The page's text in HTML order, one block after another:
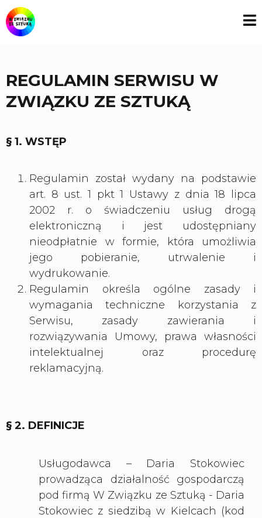
REGULAMIN SERWISU W
ZWIĄZKU ZE SZTUKĄ
§ 1. WSTĘP
Regulamin został wydany na podstawie
art. 8 ust. 1 pkt 1 Ustawy z dnia 18 lipca
2002 r. o świadczeniu usług drogą
elektroniczną i jest udostępniany
nieodpłatnie w formie, która umożliwia
jego pobieranie, utrwalenie i
wydrukowanie.
Regulamin określa ogólne zasady i
wymagania techniczne korzystania z
Serwisu, zasady zawierania i
rozwiązywania Umowy, prawa własności
intelektualnej oraz procedurę
reklamacyjną.
§ 2. DEFINICJE
Usługodawca – Daria Stokowiec
prowadząca działalność gospodarczą
pod firmą W Związku ze Sztuką - Daria
Stokowiec z siedzibą w Kielcach (kod